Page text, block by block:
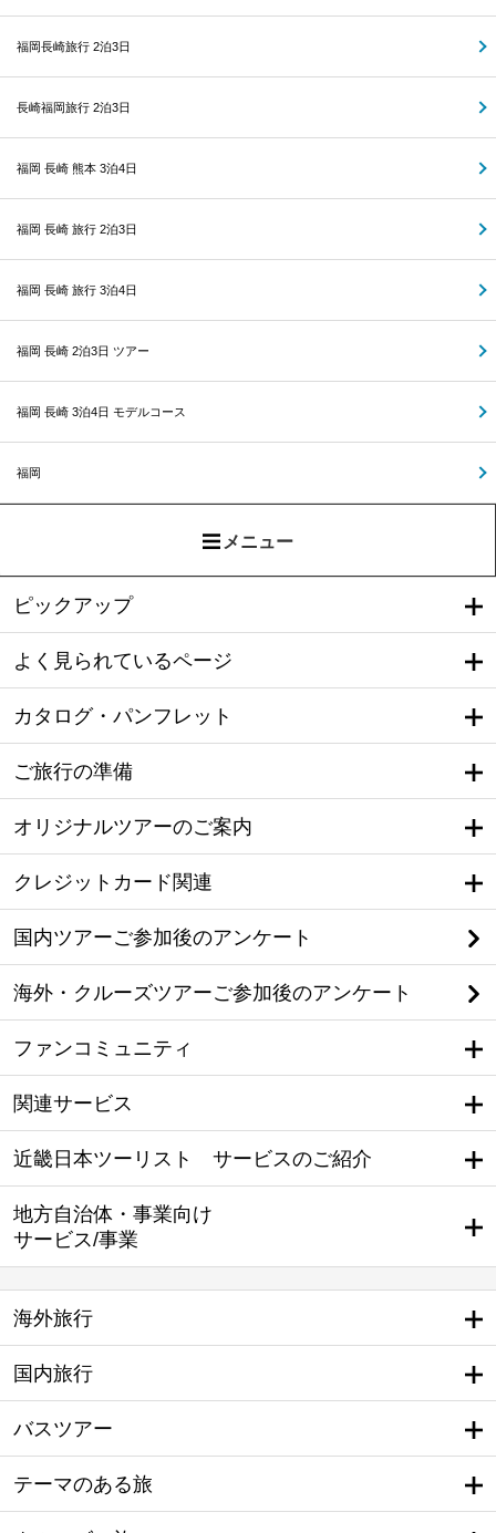
福岡長崎旅行 2泊3日
長崎福岡旅行 2泊3日
福岡 長崎 熊本 3泊4日
福岡 長崎 旅行 2泊3日
福岡 長崎 旅行 3泊4日
福岡 長崎 2泊3日 ツアー
福岡 長崎 3泊4日 モデルコース
福岡
メニュー
ピックアップ
よく見られているページ
カタログ・パンフレット
ご旅行の準備
オリジナルツアーのご案内
クレジットカード関連
国内ツアーご参加後のアンケート
海外・クルーズツアーご参加後のアンケート
ファンコミュニティ
関連サービス
近畿日本ツーリスト サービスのご紹介
地方自治体・事業向け
サービス/事業
海外旅行
国内旅行
バスツアー
テーマのある旅